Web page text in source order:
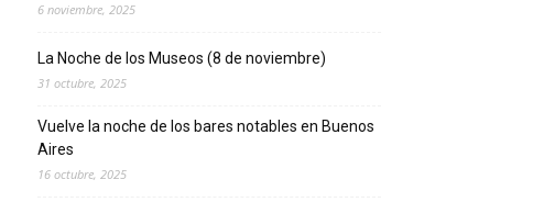
6 noviembre, 2025
La Noche de los Museos (8 de noviembre)
31 octubre, 2025
Vuelve la noche de los bares notables en Buenos
Aires
16 octubre, 2025